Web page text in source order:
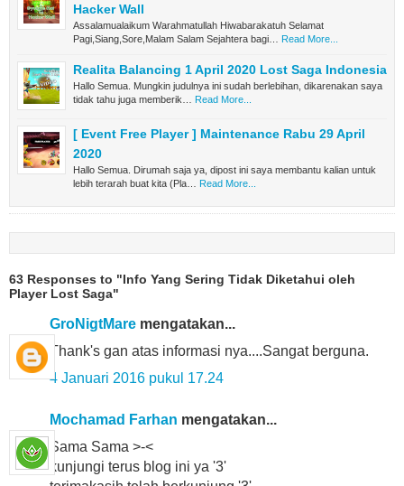
Hacker Wall
Assalamualaikum Warahmatullah Hiwabarakatuh Selamat
Pagi,Siang,Sore,Malam Salam Sejahtera bagi…
Read More...
Realita Balancing 1 April 2020 Lost Saga Indonesia
Hallo Semua. Mungkin judulnya ini sudah berlebihan, dikarenakan saya
tidak tahu juga memberik…
Read More...
[ Event Free Player ] Maintenance Rabu 29 April
2020
Hallo Semua. Dirumah saja ya, dipost ini saya membantu kalian untuk
lebih terarah buat kita (Pla…
Read More...
63 Responses to "Info Yang Sering Tidak Diketahui oleh
Player Lost Saga"
GroNigtMare mengatakan...
Thank's gan atas informasi nya....Sangat berguna.
4 Januari 2016 pukul 17.24
Mochamad Farhan mengatakan...
Sama Sama >-<
kunjungi terus blog ini ya '3'